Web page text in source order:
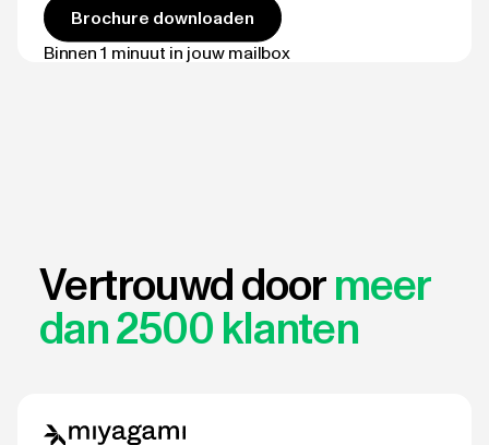
Brochure downloaden
Binnen 1 minuut in jouw mailbox
Vertrouwd doormeer
dan 2500 klanten